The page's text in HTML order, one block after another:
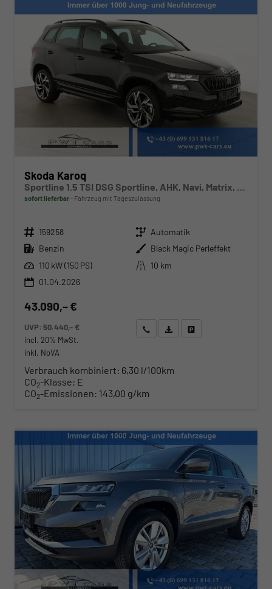
Skoda Karoq
Sportline 1.5 TSI DSG Sportline, AHK, Navi, Matrix, Side, el. Klappe, Winter, 5 J.-Garantie
sofort lieferbar Fahrzeug mit Tageszulassung
Fahrzeugnr. 159258 Getriebe Automatik
Kraftstoff Benzin Außenfarbe Black Magic Perleffekt
Leistung 110 kW (150 PS) Kilometerstand
10 km
01.04.2026
43.090,– €
UVP: 50.440,– €
incl. 20% MwSt.
inkl. NoVA
Wir rufen Sie anAngebot drucken (PDF)
Verbrauch kombiniert: 6,30 l/100km
CO2-Klasse: E
CO2-Emissionen: 143,00 g/km